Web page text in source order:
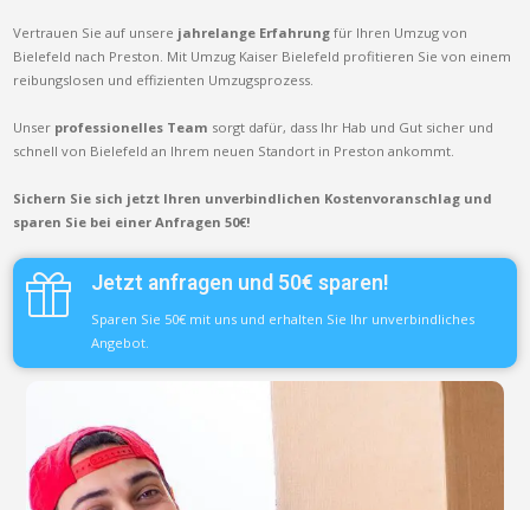
Vertrauen Sie auf unsere jahrelange Erfahrung für Ihren Umzug von
Bielefeld nach Preston. Mit Umzug Kaiser Bielefeld profitieren Sie von einem
reibungslosen und effizienten Umzugsprozess.
Unser professionelles Team sorgt dafür, dass Ihr Hab und Gut sicher und
schnell von Bielefeld an Ihrem neuen Standort in Preston ankommt.
Sichern Sie sich jetzt Ihren unverbindlichen Kostenvoranschlag und
sparen Sie bei einer Anfragen 50€!
Jetzt anfragen und 50€ sparen!
Sparen Sie 50€ mit uns und erhalten Sie Ihr unverbindliches
Angebot.